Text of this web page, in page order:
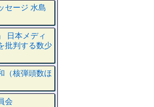
セージ 水島
日本メディ
批判する数少
（核弾頭数ほ
会